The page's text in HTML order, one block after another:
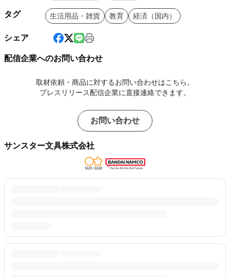
タグ 生活用品・雑貨 教育 経済（国内）
シェア
配信企業へのお問い合わせ
取材依頼・商品に対するお問い合わせはこちら。
プレスリリース配信企業に直接連絡できます。
お問い合わせ
サンスター文具株式会社